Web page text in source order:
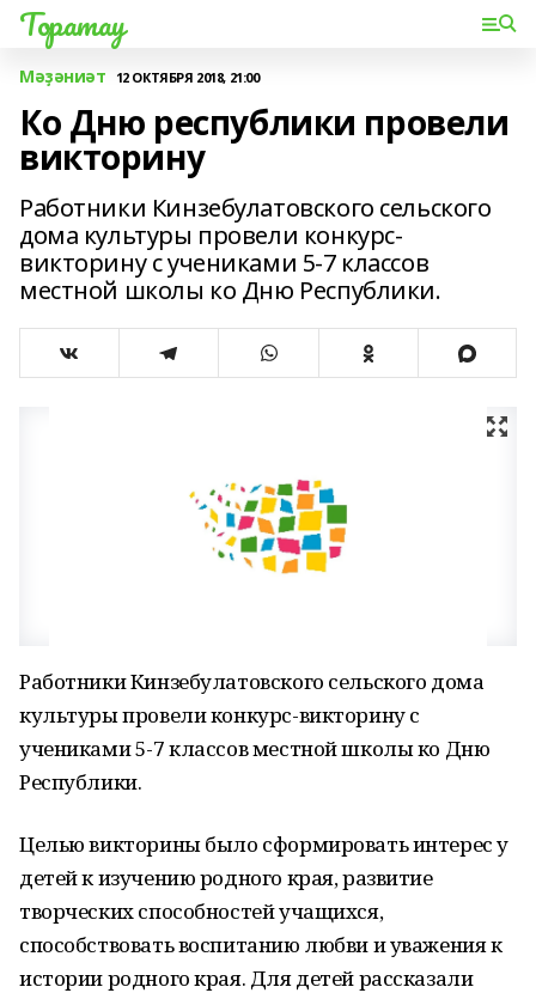
Торатау
Мәҙәниәт 12 ОКТЯБРЯ 2018, 21:00
Ко Дню республики провели
викторину
Работники Кинзебулатовского сельского
дома культуры провели конкурс-
викторину с учениками 5-7 классов
местной школы ко Дню Республики.
Работники Кинзебулатовского сельского дома
культуры провели конкурс-викторину с
учениками 5-7 классов местной школы ко Дню
Республики.
Целью викторины было сформировать интерес у
детей к изучению родного края, развитие
творческих способностей учащихся,
способствовать воспитанию любви и уважения к
истории родного края. Для детей рассказали